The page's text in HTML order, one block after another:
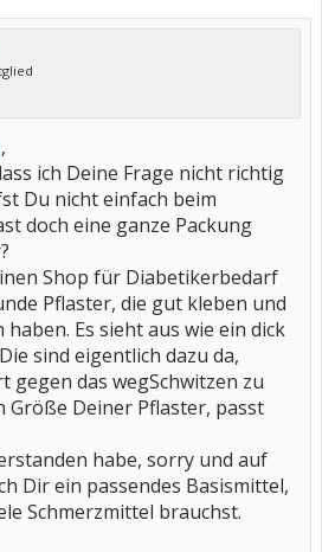
,
ich Deine Frage nicht richtig
Du nicht einfach beim
doch eine ganze Packung
Shop für Diabetikerbedarf
Pflaster, die gut kleben und
Es sieht aus wie ein dick
sind eigentlich dazu da,
gegen das wegSchwitzen zu
Größe Deiner Pflaster, passt
habe, sorry und auf
Dir ein passendes Basismittel,
Schmerzmittel brauchst.